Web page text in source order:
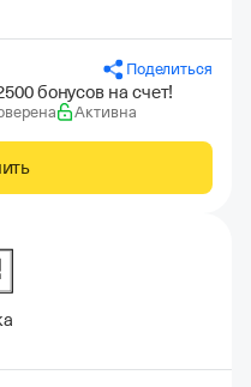
Поделиться
бонусов на счет!
Активна